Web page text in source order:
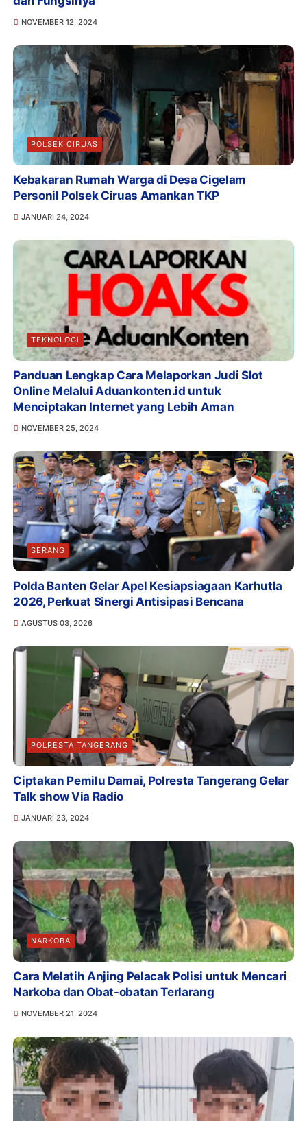
NOVEMBER 12, 2024
POLSEK CIRUAS
Kebakaran Rumah Warga di Desa Cigelam
Personil Polsek Ciruas Amankan TKP
JANUARI 24, 2024
TEKNOLOGI
Panduan Lengkap Cara Melaporkan Judi Slot
Online Melalui Aduankonten.id untuk
Menciptakan Internet yang Lebih Aman
NOVEMBER 25, 2024
SERANG
Polda Banten Gelar Apel Kesiapsiagaan Karhutla
2026, Perkuat Sinergi Antisipasi Bencana
AGUSTUS 03, 2026
POLRESTA TANGERANG
Ciptakan Pemilu Damai, Polresta Tangerang Gelar
Talk show Via Radio
JANUARI 23, 2024
NARKOBA
Cara Melatih Anjing Pelacak Polisi untuk Mencari
Narkoba dan Obat-obatan Terlarang
NOVEMBER 21, 2024